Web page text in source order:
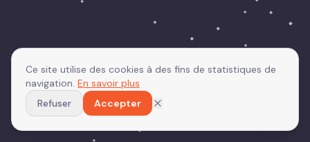
Ce site utilise des cookies à des fins de statistiques de
navigation. En savoir plus
Refuser
Accepter